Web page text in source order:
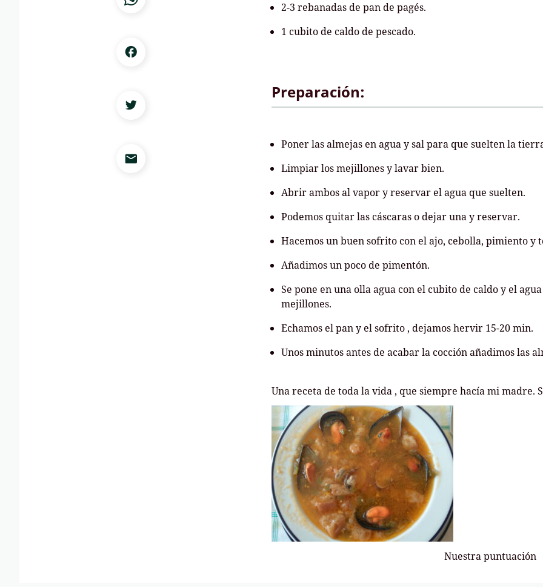
2-3 rebanadas de pan de pagés.
1 cubito de caldo de pescado.
Preparación:
Poner las almejas en agua y sal para que suelten la
Limpiar los mejillones y lavar bien.
Abrir ambos al vapor y reservar el agua que suelten.
Podemos quitar las cáscaras o dejar una y reservar.
Hacemos un buen sofrito con el ajo, cebolla, pimiento y
Añadimos un poco de pimentón.
Se pone en una olla agua con el cubito de caldo y el
mejillones.
Echamos el pan y el sofrito , dejamos hervir 15-20 min.
Unos minutos antes de acabar la cocción añadimos las
Una receta de toda la vida , que siempre hacía mi madre.
Nuestra puntuación